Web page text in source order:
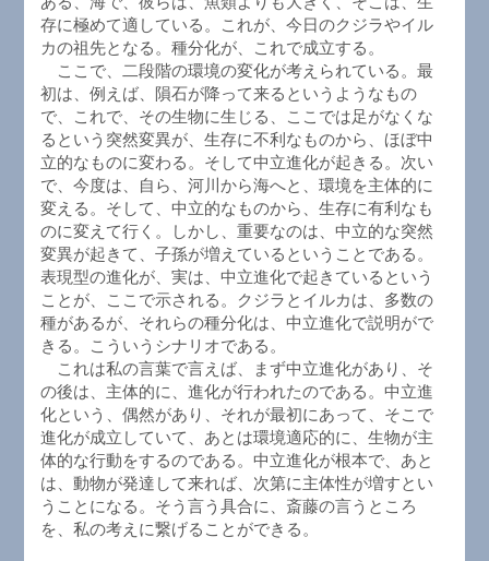
存に極めて適している。これが、今日のクジラやイル
カの祖先となる。種分化が、これで成立する。
ここで、二段階の環境の変化が考えられている。最
初は、例えば、隕石が降って来るというようなもの
で、これで、その生物に生じる、ここでは足がなくな
るという突然変異が、生存に不利なものから、ほぼ中
立的なものに変わる。そして中立進化が起きる。次い
で、今度は、自ら、河川から海へと、環境を主体的に
変える。そして、中立的なものから、生存に有利なも
のに変えて行く。しかし、重要なのは、中立的な突然
変異が起きて、子孫が増えているということである。
表現型の進化が、実は、中立進化で起きているという
ことが、ここで示される。クジラとイルカは、多数の
種があるが、それらの種分化は、中立進化で説明がで
きる。こういうシナリオである。
これは私の言葉で言えば、まず中立進化があり、そ
の後は、主体的に、進化が行われたのである。中立進
化という、偶然があり、それが最初にあって、そこで
進化が成立していて、あとは環境適応的に、生物が主
体的な行動をするのである。中立進化が根本で、あと
は、動物が発達して来れば、次第に主体性が増すとい
うことになる。そう言う具合に、斎藤の言うところ
を、私の考えに繋げることができる。